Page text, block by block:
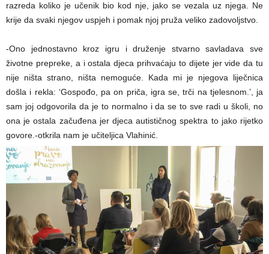
razreda koliko je učenik bio kod nje, jako se vezala uz njega. Ne
krije da svaki njegov uspjeh i pomak njoj pruža veliko zadovoljstvo.
-Ono jednostavno kroz igru i druženje stvarno savladava sve
životne prepreke, a i ostala djeca prihvaćaju to dijete jer vide da tu
nije ništa strano, ništa nemoguće. Kada mi je njegova liječnica
došla i rekla: ‘Gospođo, pa on priča, igra se, trči na tjelesnom.’, ja
sam joj odgovorila da je to normalno i da se to sve radi u školi, no
ona je ostala začuđena jer djeca autističnog spektra to jako rijetko
govore.-otkrila nam je učiteljica Vlahinić.